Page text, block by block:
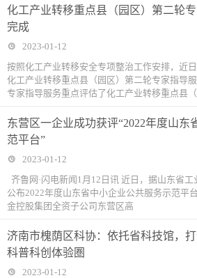
化工产业转移重点县（园区）第二轮
完成
2023-01-12
按照化工产业转移安全专项整治工作安排，近
化工产业转移重点县（园区）第二轮专家指导
专家指导服务重点评估了化工产业转移重点县
东营区一企业成功获评“2022年度山东
范平台”
2023-01-12
齐鲁网·闪电新闻1月12日讯 近日，据山东省
公布2022年度山东省中小企业公共服务示范平
金控股集团全资子公司东营区高
济南市槐荫区科协：依托省科技馆，
科普科创体验圏
2023-01-12